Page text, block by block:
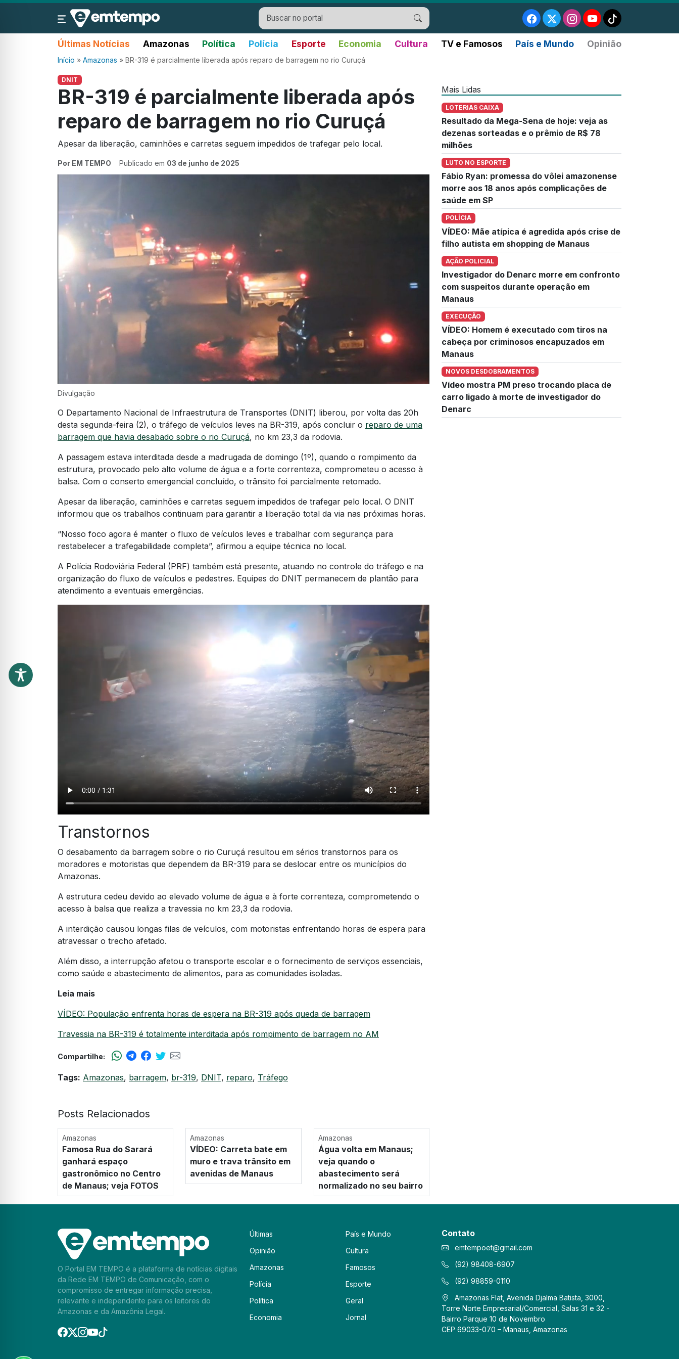
Últimas Notícias Amazonas Política Polícia Esporte Economia Cultura TV e Famosos País e Mundo Opinião
Início » Amazonas » BR-319 é parcialmente liberada após reparo de barragem no rio Curuçá
DNIT
BR-319 é parcialmente liberada após
reparo de barragem no rio Curuçá
Apesar da liberação, caminhões e carretas seguem impedidos de trafegar pelo local.
Por EM TEMPO Publicado em 03 de junho de 2025
Divulgação
O Departamento Nacional de Infraestrutura de Transportes (DNIT) liberou, por volta das 20h
desta segunda-feira (2), o tráfego de veículos leves na BR-319, após concluir o reparo de uma
barragem que havia desabado sobre o rio Curuçá, no km 23,3 da rodovia.
A passagem estava interditada desde a madrugada de domingo (1º), quando o rompimento da
estrutura, provocado pelo alto volume de água e a forte correnteza, comprometeu o acesso à
balsa. Com o conserto emergencial concluído, o trânsito foi parcialmente retomado.
Apesar da liberação, caminhões e carretas seguem impedidos de trafegar pelo local. O DNIT
informou que os trabalhos continuam para garantir a liberação total da via nas próximas horas.
“Nosso foco agora é manter o fluxo de veículos leves e trabalhar com segurança para
restabelecer a trafegabilidade completa”, afirmou a equipe técnica no local.
A Polícia Rodoviária Federal (PRF) também está presente, atuando no controle do tráfego e na
organização do fluxo de veículos e pedestres. Equipes do DNIT permanecem de plantão para
atendimento a eventuais emergências.
Transtornos
O desabamento da barragem sobre o rio Curuçá resultou em sérios transtornos para os
moradores e motoristas que dependem da BR-319 para se deslocar entre os municípios do
Amazonas.
A estrutura cedeu devido ao elevado volume de água e à forte correnteza, comprometendo o
acesso à balsa que realiza a travessia no km 23,3 da rodovia.
A interdição causou longas filas de veículos, com motoristas enfrentando horas de espera para
atravessar o trecho afetado.
Além disso, a interrupção afetou o transporte escolar e o fornecimento de serviços essenciais,
como saúde e abastecimento de alimentos, para as comunidades isoladas.
Leia mais
VÍDEO: População enfrenta horas de espera na BR-319 após queda de barragem
Travessia na BR-319 é totalmente interditada após rompimento de barragem no AM
Compartilhe:
Tags: Amazonas, barragem, br-319, DNIT, reparo, Tráfego
Posts Relacionados
Amazonas
Famosa Rua do Sarará
ganhará espaço
gastronômico no Centro
de Manaus; veja FOTOS
Amazonas
VÍDEO: Carreta bate em
muro e trava trânsito em
avenidas de Manaus
Amazonas
Água volta em Manaus;
veja quando o
abastecimento será
normalizado no seu bairro
Mais Lidas
LOTERIAS CAIXA
Resultado da Mega-Sena de hoje: veja as
dezenas sorteadas e o prêmio de R$ 78
milhões
LUTO NO ESPORTE
Fábio Ryan: promessa do vôlei amazonense
morre aos 18 anos após complicações de
saúde em SP
POLÍCIA
VÍDEO: Mãe atípica é agredida após crise de
filho autista em shopping de Manaus
AÇÃO POLICIAL
Investigador do Denarc morre em confronto
com suspeitos durante operação em
Manaus
EXECUÇÃO
VÍDEO: Homem é executado com tiros na
cabeça por criminosos encapuzados em
Manaus
NOVOS DESDOBRAMENTOS
Vídeo mostra PM preso trocando placa de
carro ligado à morte de investigador do
Denarc
O Portal EM TEMPO é a plataforma de notícias digitais
da Rede EM TEMPO de Comunicação, com o
compromisso de entregar informação precisa,
relevante e independente para os leitores do
Amazonas e da Amazônia Legal.
Últimas
Opinião
Amazonas
Polícia
Política
Economia
País e Mundo
Cultura
Famosos
Esporte
Geral
Jornal
Contato
emtempoet@gmail.com
(92) 98408-6907
(92) 98859-0110
Amazonas Flat, Avenida Djalma Batista, 3000,
Torre Norte Empresarial/Comercial, Salas 31 e 32 -
Bairro Parque 10 de Novembro
CEP 69033-070 – Manaus, Amazonas